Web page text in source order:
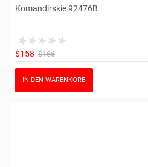
Komandirskie 92476B
$158 $166
IN DEN WARENKORB